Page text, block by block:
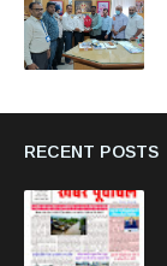
RECENT POSTS